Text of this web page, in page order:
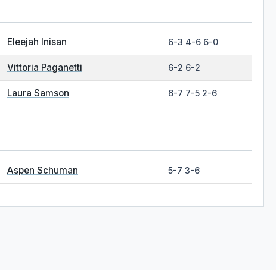
Eleejah Inisan 6-3 4-6 6-0
Vittoria Paganetti 6-2 6-2
Laura Samson 6-7 7-5 2-6
Aspen Schuman 5-7 3-6